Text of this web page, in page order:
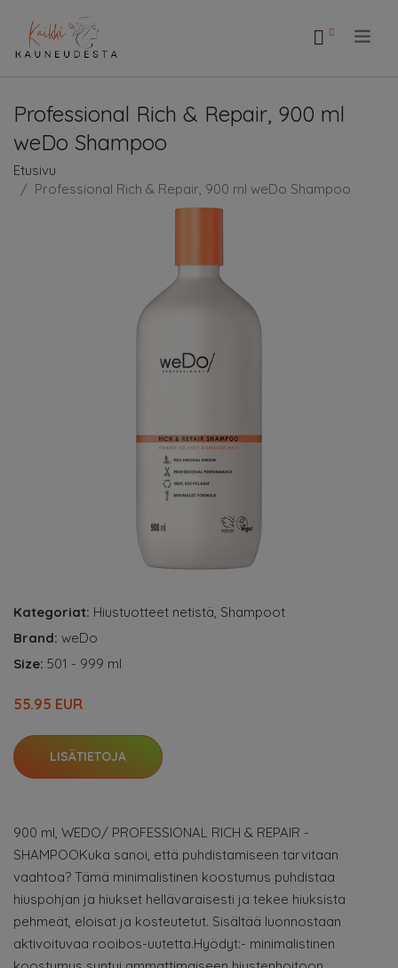
Professional Rich & Repair, 900 ml
weDo Shampoo
Etusivu
Professional Rich & Repair, 900 ml weDo Shampoo
Kategoriat: Hiustuotteet netistä, Shampoot
Brand: weDo
Size: 501 - 999 ml
55.95 EUR
LISÄTIETOJA
900 ml, WEDO/ PROFESSIONAL RICH & REPAIR -
SHAMPOOKuka sanoi, että puhdistamiseen tarvitaan
vaahtoa? Tämä minimalistinen koostumus puhdistaa
hiuspohjan ja hiukset hellävaraisesti ja tekee hiuksista
pehmeät, eloisat ja kosteutetut. Sisältää luonnostaan
aktivoituvaa rooibos-uutetta.Hyödyt:- minimalistinen